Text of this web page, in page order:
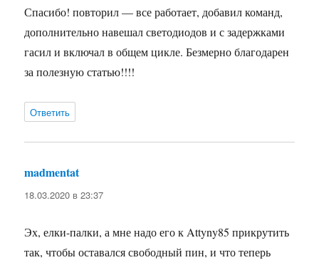
Спасибо! повторил — все работает, добавил команд,
дополнительно навешал светодиодов и с задержками
гасил и включал в общем цикле. Безмерно благодарен
за полезную статью!!!!
Ответить
madmentat:
18.03.2020 в 23:37
Эх, елки-палки, а мне надо его к Attyny85 прикрутить
так, чтобы оставался свободный пин, и что теперь